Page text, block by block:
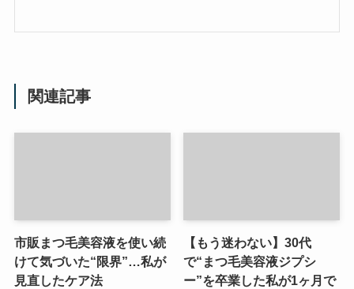
関連記事
市販まつ毛美容液を使い続
けて気づいた“限界”…私が
見直したケア法
【もう迷わない】30代
で“まつ毛美容液ジプシ
ー”を卒業した私が1ヶ月で